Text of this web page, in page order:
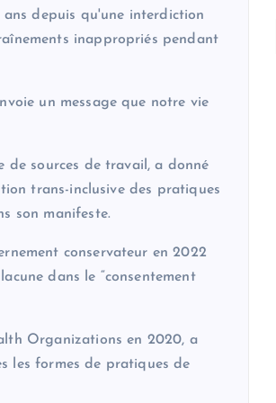
ans depuis qu'une interdiction
inappropriés pendant
un message que notre vie
de sources de travail, a donné
trans-inclusive des pratiques
son manifeste.
conservateur en 2022
dans le “consentement
Organizations en 2020, a
les formes de pratiques de